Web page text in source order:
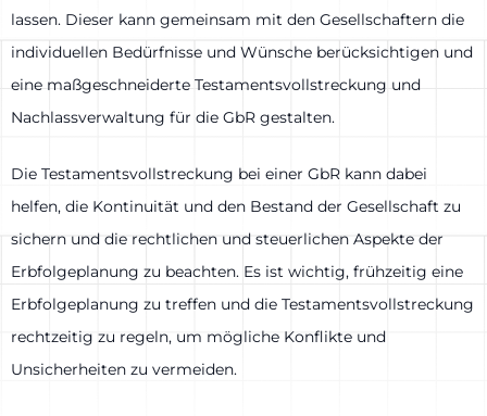
lassen. Dieser kann gemeinsam mit den Gesellschaftern die
individuellen Bedürfnisse und Wünsche berücksichtigen und
eine maßgeschneiderte Testamentsvollstreckung und
Nachlassverwaltung für die GbR gestalten.
Die Testamentsvollstreckung bei einer GbR kann dabei
helfen, die Kontinuität und den Bestand der Gesellschaft zu
sichern und die rechtlichen und steuerlichen Aspekte der
Erbfolgeplanung zu beachten. Es ist wichtig, frühzeitig eine
Erbfolgeplanung zu treffen und die Testamentsvollstreckung
rechtzeitig zu regeln, um mögliche Konflikte und
Unsicherheiten zu vermeiden.